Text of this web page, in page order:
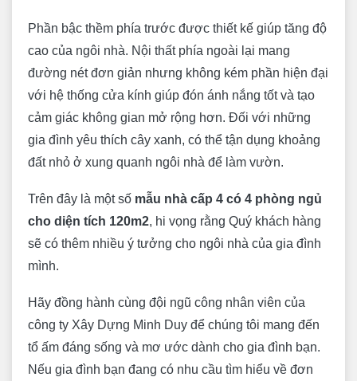
Phần bậc thềm phía trước được thiết kế giúp tăng độ
cao của ngôi nhà. Nội thất phía ngoài lại mang
đường nét đơn giản nhưng không kém phần hiện đại
với hệ thống cửa kính giúp đón ánh nắng tốt và tạo
cảm giác không gian mở rộng hơn. Đối với những
gia đình yêu thích cây xanh, có thể tận dụng khoảng
đất nhỏ ở xung quanh ngôi nhà để làm vườn.
Trên đây là một số mẫu nhà cấp 4 có 4 phòng ngủ
cho diện tích 120m2, hi vọng rằng Quý khách hàng
sẽ có thêm nhiều ý tưởng cho ngôi nhà của gia đình
mình.
Hãy đồng hành cùng đội ngũ công nhân viên của
công ty Xây Dựng Minh Duy để chúng tôi mang đến
tổ ấm đáng sống và mơ ước dành cho gia đình bạn.
Nếu gia đình bạn đang có nhu cầu tìm hiểu về đơn